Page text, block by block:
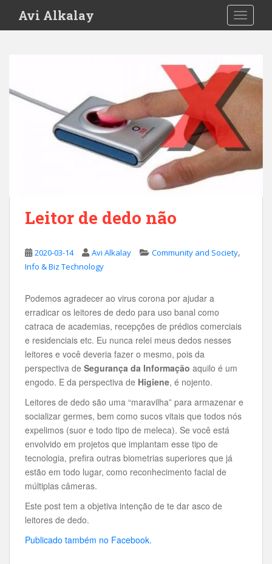
i
Avi Alkalay
Leitor de dedo não
2020-03-14 Avi Alkalay Community and Society,
Info & Biz Technology
Podemos agradecer ao virus corona por ajudar a
erradicar os leitores de dedo para uso banal como
catraca de academias, recepções de prédios comerciais
e residenciais etc. Eu nunca relei meus dedos nesses
leitores e você deveria fazer o mesmo, pois da
perspectiva de Segurança da Informação aquilo é um
engodo. E da perspectiva de Higiene, é nojento.
Leitores de dedo são uma “maravilha” para armazenar e
socializar germes, bem como sucos vitais que todos nós
expelimos (suor e todo tipo de meleca). Se você está
envolvido em projetos que implantam esse tipo de
tecnologia, prefira outras biometrias superiores que já
estão em todo lugar, como reconhecimento facial de
múltiplas câmeras.
Este post tem a objetiva intenção de te dar asco de
leitores de dedo.
Publicado também no Facebook.